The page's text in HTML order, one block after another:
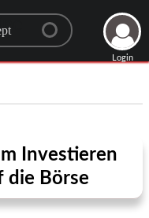
Login
Investieren
die Börse